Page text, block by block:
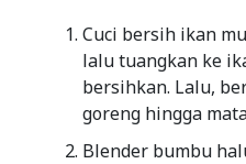
Cuci bersih ikan
lalu tuangkan ke
bersihkan. Lalu,
goreng hingga
Blender bumbu